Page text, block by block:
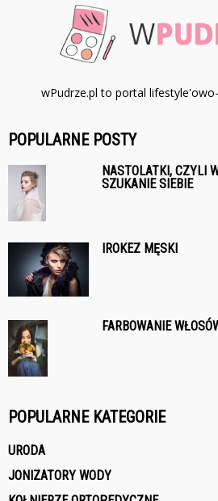
wPudrze.pl to portal
POPULARNE POSTY
NASTOLATKI, CZYLI
SZUKANIE SIEBIE
IROKEZ MĘSKI
FARBOWANIE
POPULARNE KATEGORIE
URODA
JONIZATORY WODY